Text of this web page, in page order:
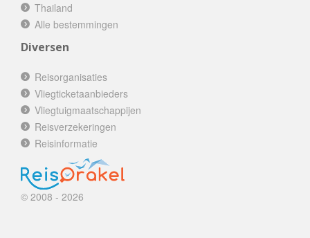
Thailand
Alle bestemmingen
Diversen
Reisorganisaties
Vliegticketaanbieders
Vliegtuigmaatschappijen
Reisverzekeringen
Reisinformatie
© 2008 - 2026